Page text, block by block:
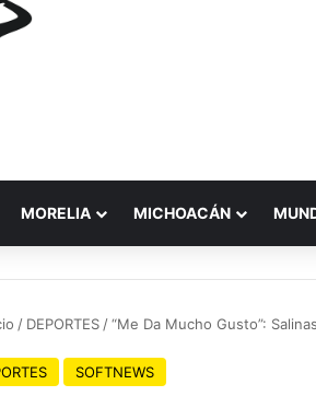
MORELIA MICHOACÁN
/ DEPORTES /“Me Da Mucho Gusto”:
SOFTNEWS